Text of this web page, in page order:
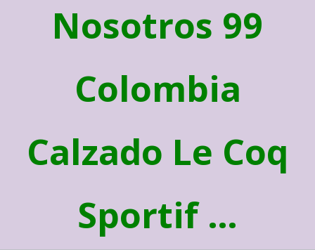
Nosotros 99
Colombia
Calzado Le Coq
Sportif …